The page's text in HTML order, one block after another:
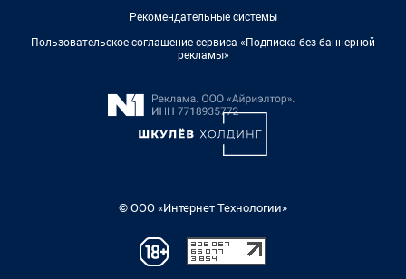
Рекомендательные системы
Пользовательское соглашение сервиса «Подписка без баннерной
рекламы»
© ООО «Интернет Технологии»